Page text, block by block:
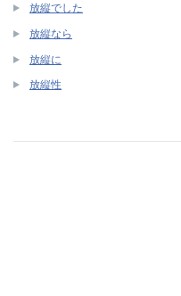
放縦でした
放縦なら
放縦に
放縦性